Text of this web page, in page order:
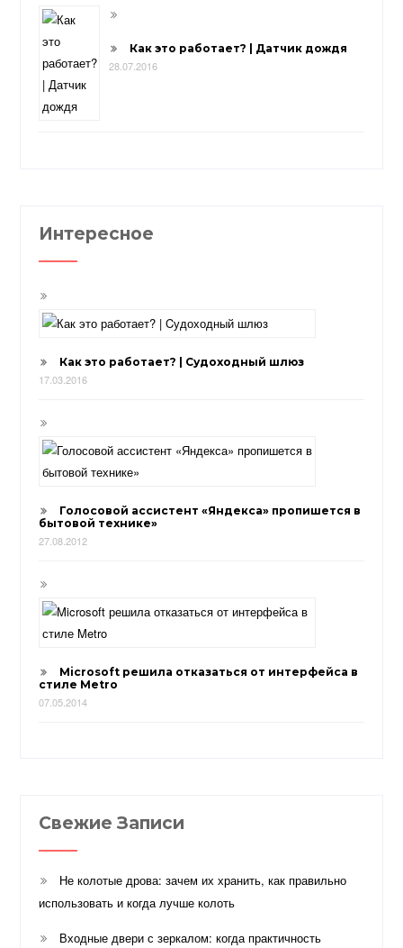
Как это работает? | Датчик дождя
28.07.2016
Интересное
Как это работает? | Cудоходный шлюз
17.03.2016
Голосовой ассистент «Яндекса» пропишется в
бытовой технике»
27.08.2012
Microsoft решила отказаться от интерфейса в
стиле Metro
07.05.2014
Свежие Записи
Не колотые дрова: зачем их хранить, как правильно
использовать и когда лучше колоть
Входные двери с зеркалом: когда практичность